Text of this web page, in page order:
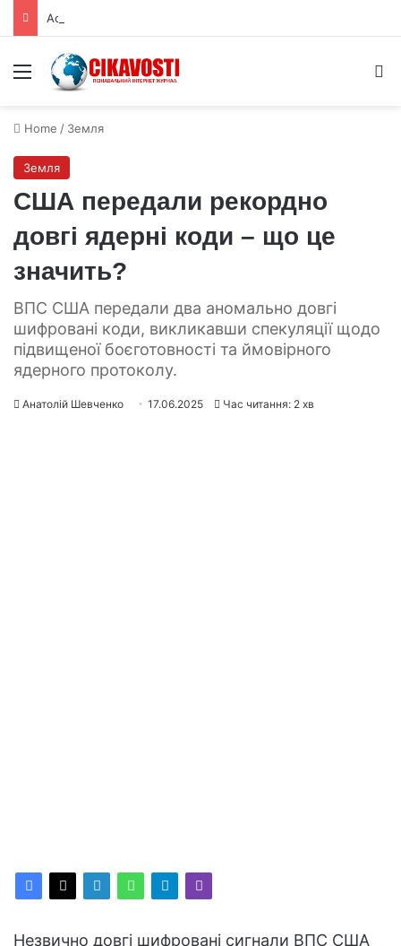
Menu
Home / Земля
Земля
США передали рекордно
довгі ядерні коди – що це
значить?
ВПС США передали два аномально довгі
шифровані коди, викликавши спекуляції щодо
підвищеної боєготовності та ймовірного
ядерного протоколу.
Анатолій Шевченко 17.06.2025 Час читання: 2 хв
Незвично довгі шифровані сигнали ВПС США